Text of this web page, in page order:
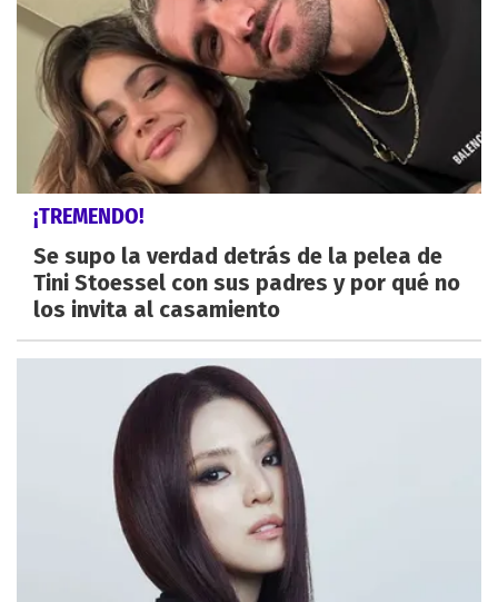
¡TREMENDO!
Se supo la verdad detrás de la pelea de
Tini Stoessel con sus padres y por qué no
los invita al casamiento